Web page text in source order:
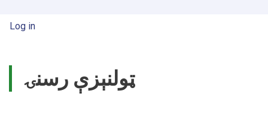
User account menu
Log in
ټولنېزې رسنۍ